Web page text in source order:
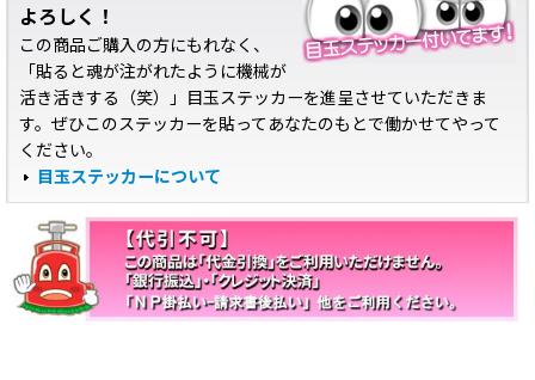
よろしく！
この商品ご購入の方にもれなく、
「貼ると魂が注がれたように機械が
活き活きする（笑）」目玉ステッカーを進呈させていただきま
す。ぜひこのステッカーを貼ってあなたのもとで働かせてやって
ください。
目玉ステッカーについて